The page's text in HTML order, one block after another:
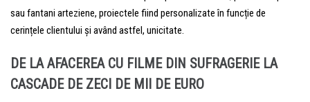
sau fantani arteziene, proiectele fiind personalizate în funcție de
cerințele clientului și având astfel, unicitate.
DE LA AFACEREA CU FILME DIN SUFRAGERIE LA
CASCADE DE ZECI DE MII DE EURO